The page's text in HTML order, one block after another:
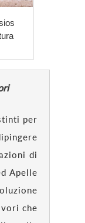
per
di
Apelle
che